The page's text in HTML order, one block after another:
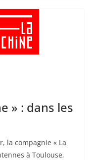
» : dans les
la compagnie « La
à Toulouse,